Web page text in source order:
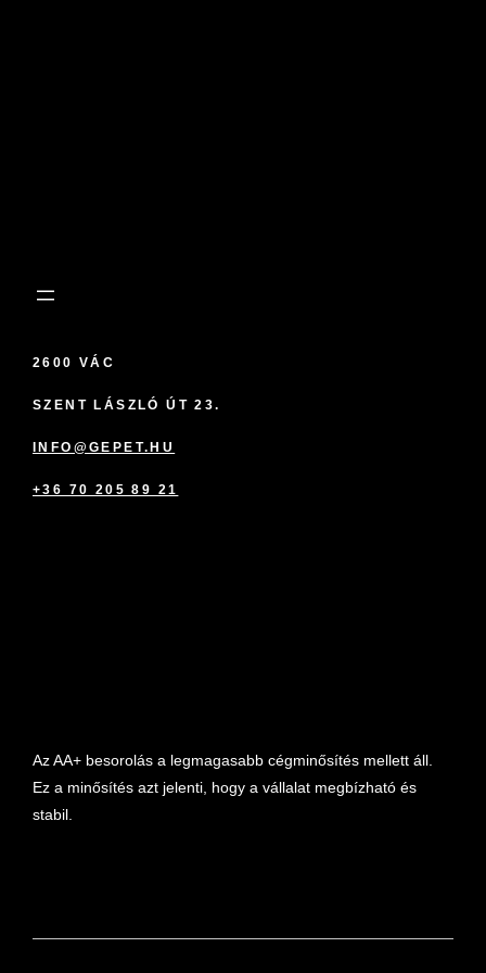
2600 VÁC
SZENT LÁSZLÓ ÚT 23.
INFO@GEPET.HU
+36 70 205 89 21
Az AA+ besorolás a legmagasabb cégminősítés mellett áll.
Ez a minősítés azt jelenti, hogy a vállalat megbízható és
stabil.